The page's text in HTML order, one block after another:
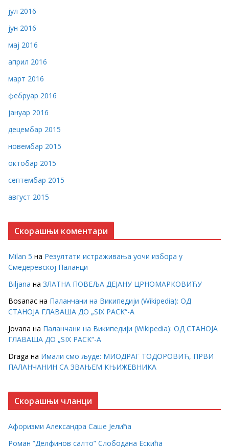
јул 2016
јун 2016
мај 2016
април 2016
март 2016
фебруар 2016
јануар 2016
децембар 2015
новембар 2015
октобар 2015
септембар 2015
август 2015
Скорашњи коментари
Milan 5 на Резултати истраживања уочи избора у
Смедеревској Паланци
Biljana на ЗЛАТНА ПОВЕЉА ДЕЈАНУ ЦРНОМАРКОВИЋУ
Bosanac на Паланчани на Википедији (Wikipedia): ОД
СТАНОЈА ГЛАВАША ДО „SIX PACK“-А
Jovana на Паланчани на Википедији (Wikipedia): ОД СТАНОЈА
ГЛАВАША ДО „SIX PACK“-А
Draga на Имали смо људе: МИОДРАГ ТОДОРОВИЋ, ПРВИ
ПАЛАНЧАНИН СА ЗВАЊЕМ КЊИЖЕВНИКА
Скорашњи чланци
Афоризми Александра Саше Јелића
Роман ”Делфинов салто” Слободана Ескића